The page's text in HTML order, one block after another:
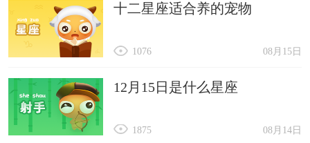
十二星座适合养的宠物
08月15日
1076
12月15日是什么星座
08月14日
1875